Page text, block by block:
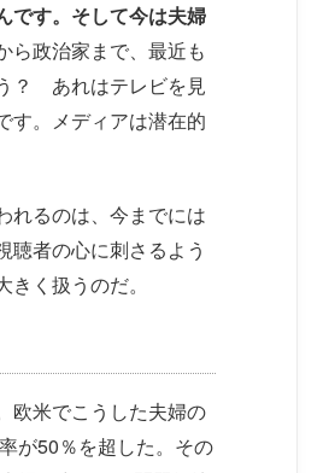
です。そして今は夫婦
ら政治家まで、最近も
？ あれはテレビを見
す。メディアは潜在的
れるのは、今までには
聴者の心に刺さるよう
く扱うのだ。
欧米でこうした夫婦の
が50％を超した。その